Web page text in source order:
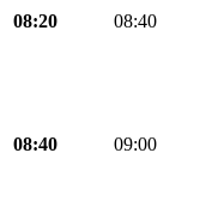
08:20 08:40
08:40 09:00